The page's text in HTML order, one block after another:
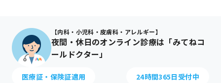
【内科・小児科・皮膚科・アレルギー】
夜間・休日のオンライン診療は「みてねコ
ールドクター」
医療証・保険証適用 24時間365日受付中